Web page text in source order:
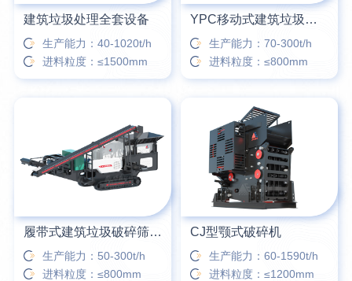
建筑垃圾处理全套设备
生产能力：40-1020t/h
进料粒度：≤1500mm
YPC移动式建筑垃圾破碎筛分站
生产能力：70-300t/h
进料粒度：≤800mm
履带式建筑垃圾破碎筛分站
生产能力：50-300t/h
进料粒度：≤800mm
CJ型颚式破碎机
生产能力：60-1590t/h
进料粒度：≤1200mm